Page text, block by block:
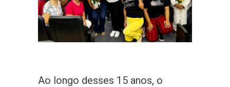
Ao longo desses 15 anos, o